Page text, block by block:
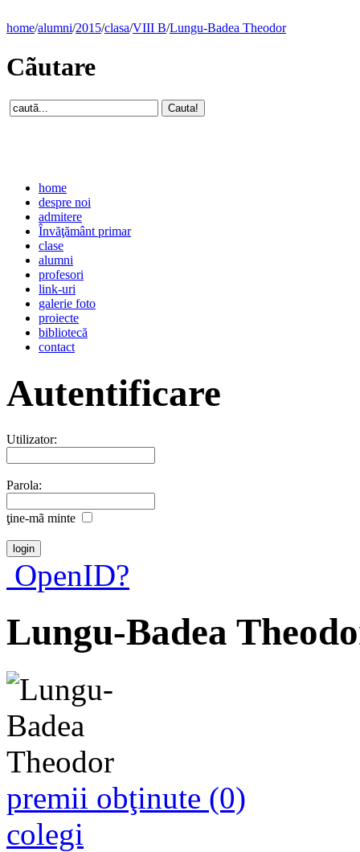
home/alumni/2015/clasa/VIII B/Lungu-Badea Theodor
Cãutare
home
despre noi
admitere
Învăţământ primar
clase
alumni
profesori
link-uri
galerie foto
proiecte
bibliotecă
contact
Autentificare
Utilizator:
Parola:
ţine-mã minte
OpenID?
Lungu-Badea
premii obţinute (0)
colegi